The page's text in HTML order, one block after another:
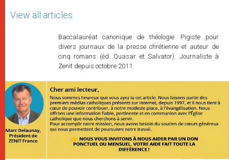
View all articles
Baccalauréat canonique de théologie. Pigiste pour
divers journaux de la presse chrétienne et auteur de
cinq romans (éd. Quasar et Salvator). Journaliste à
Zenit depuis octobre 2011.